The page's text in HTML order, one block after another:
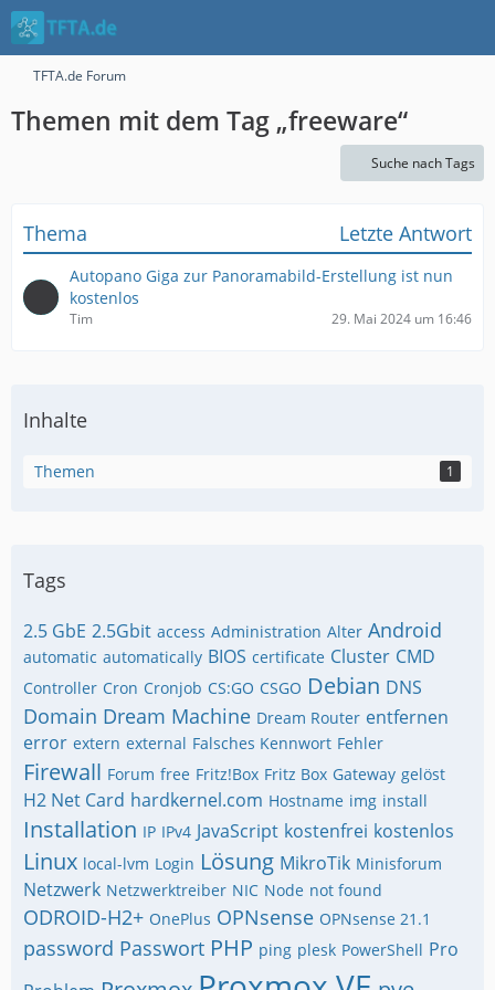
TFTA.de Forum
Themen mit dem Tag „freeware“
Suche nach Tags
Thema Letzte Antwort
Autopano Giga zur Panoramabild-Erstellung ist nun
kostenlos
Tim 29. Mai 2024 um 16:46
Inhalte
Themen 1
Tags
2.5 GbE 2.5Gbit access Administration Alter Android
automatic automatically BIOS certificate Cluster CMD
Controller Cron Cronjob CS:GO CSGO Debian DNS
Domain Dream Machine Dream Router entfernen
error extern external Falsches Kennwort Fehler
Firewall Forum free Fritz!Box Fritz Box Gateway gelöst
H2 Net Card hardkernel.com Hostname img install
Installation IP IPv4 JavaScript kostenfrei kostenlos
Linux local-lvm Login Lösung MikroTik Minisforum
Netzwerk Netzwerktreiber NIC Node not found
ODROID-H2+ OnePlus OPNsense OPNsense 21.1
password Passwort PHP ping plesk PowerShell Pro